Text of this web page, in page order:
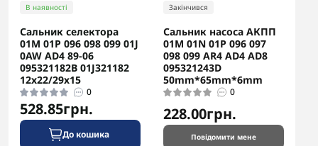
В наявності
Первинний вал K1 (Новий, Оригінал) [17T] DSG7 DQ200
0AM
0
3 846.15грн.
В наявності
Сальник селектора
01M 01P 096 098 099 01J
0AW AD4 89-06
095321182B 01J321182
12x22/29x15
0
528.85грн.
До кошика
Закінчився
Сальник насоса АКПП
01M 01N 01P 096 097
098 099 AR4 AD4 AD8
095321243D
50mm*65mm*6mm
0
228.00грн.
Повідомити мене